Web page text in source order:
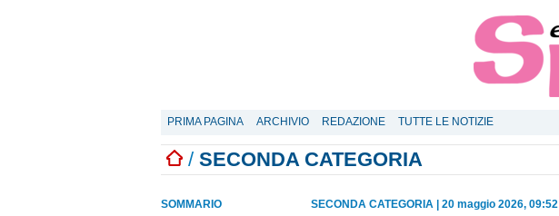
PRIMA PAGINA ARCHIVIO REDAZIONE TUTTE LE NOTIZIE
/ SECONDA CATEGORIA
SOMMARIO SECONDA CATEGORIA 20 maggio 2026, 09:52